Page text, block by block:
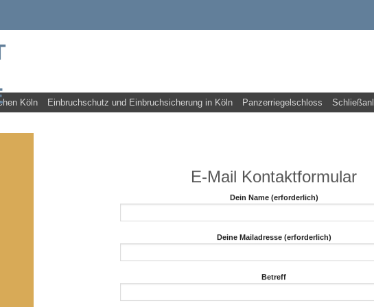
Köln Einbruchschutz und Einbruchsicherung in Köln Panzerriegelschloss
E-Mail Kontaktformular
Dein Name (erforderlich)
Deine Mailadresse (erforderlich)
Betreff